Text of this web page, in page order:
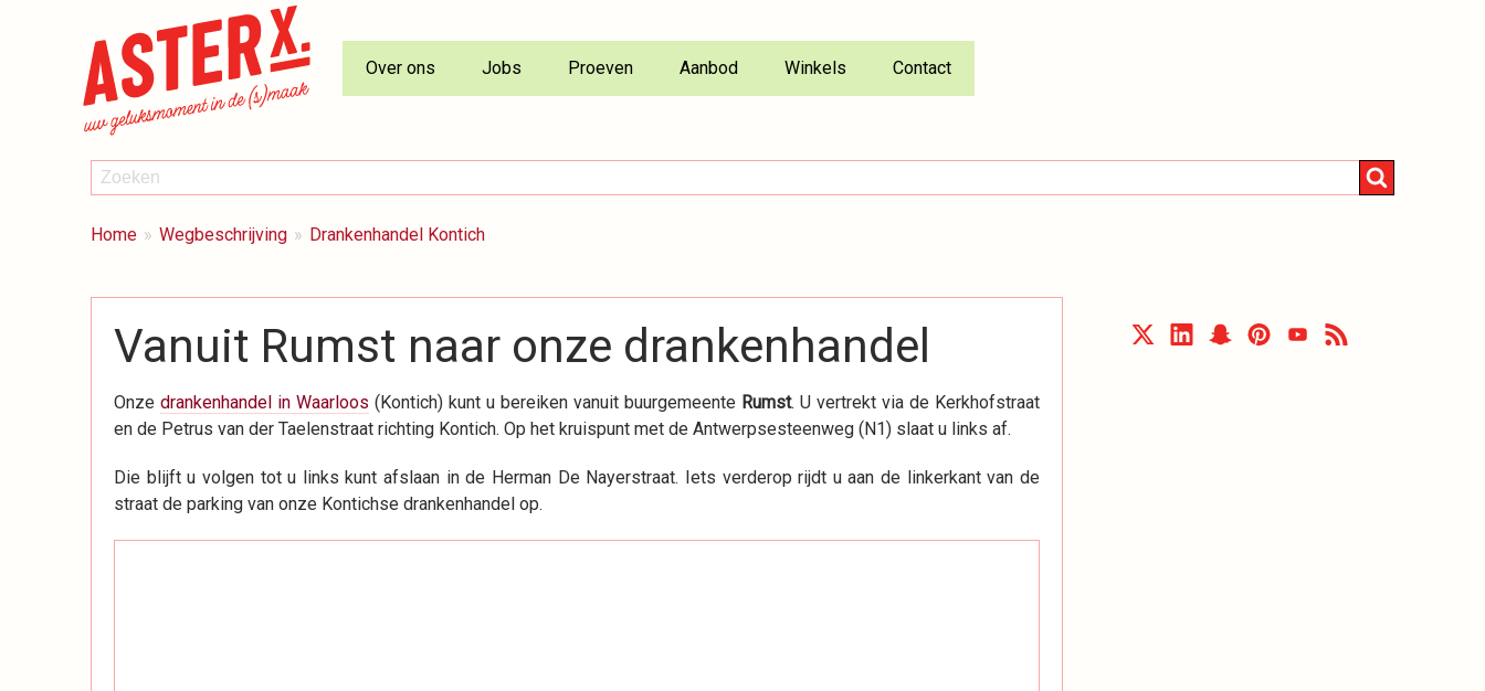
Over ons Jobs Proeven Aanbod Winkels Contact
ZOEKEN
Zoeken
BREADCRUMBS
Je
Home Wegbeschrijving Drankenhandel Kontich
Vanuit Rumst naar onze drankenhandel
Onze drankenhandel in Waarloos (Kontich) kunt u bereiken vanuit buurgemeente Rumst. U vertrekt via de Kerkhofstraat
en de Petrus van der Taelenstraat richting Kontich. Op het kruispunt met de Antwerpsesteenweg (N1) slaat u links af.
Die blijft u volgen tot u links kunt afslaan in de Herman De Nayerstraat. Iets verderop rijdt u aan de linkerkant van de
straat de parking van onze Kontichse drankenhandel op.